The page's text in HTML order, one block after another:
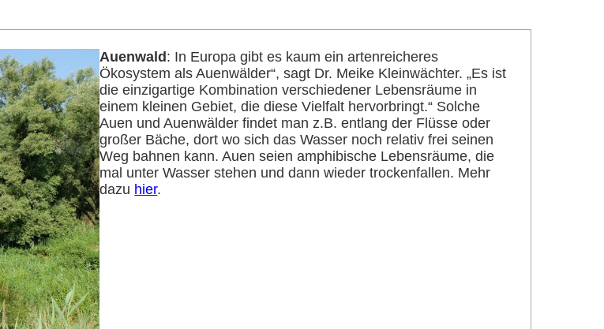
Auenwald : In Europa gibt es kaum ein artenreicheres
Ökosystem als Auenwälder“, sagt Dr. Meike Kleinwächter. „Es ist
die einzigartige Kombination verschiedener Lebensräume in
einem kleinen Gebiet, die diese Vielfalt hervorbringt.“ Solche
Auen und Auenwälder findet man z.B. entlang der Flüsse oder
großer Bäche, dort wo sich das Wasser noch relativ frei seinen
Weg bahnen kann. Auen seien amphibische Lebensräume, die
mal unter Wasser stehen und dann wieder trockenfallen. Mehr
dazu hier.